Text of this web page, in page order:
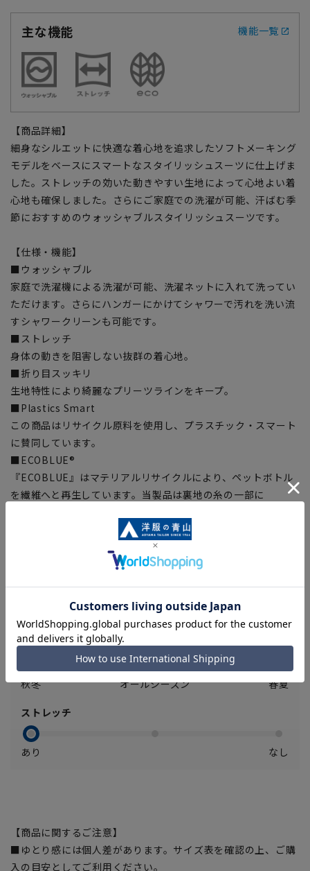
主な機能 機能一覧
【商品詳細】
細身なシルエットに快適な着心地を追求したソフトメーキング
モデルをベースにスマートなスタイリッシュスーツに仕上げま
した。ストレッチの効いた動きやすい生地によって心地よい着
心地も確保しました。さらにご家庭での洗濯が可能、汗ばむ季
節におすすめのウォッシャブルスタイリッシュスーツです。
【仕様・機能】
■ウォッシャブル
家庭で洗濯機による洗濯が可能、洗濯ネットに入れて洗ってい
ただけます。さらにハンガーにかけてシャワーで汚れを洗い流
すシャワークリーンも可能です。
■ストレッチ
身体の動きを阻害しない抜群の着心地。
■折り目スッキリ
生地特性により綺麗なプリーツラインをキープ。
■Plastics Smart
この商品はリサイクル原料を使用し、プラスチック・スマート
に賛同しています。
■ECOBLUE®
『ECOBLUE』はマテリアルリサイクルにより、ペットボトル
を繊維へと再生しています。当製品は裏地の糸の一部に
標準
季節
秋冬 オールシーズン 春夏
ストレッチ
あり なし
【商品に関するご注意】
■ゆとり感には個人差があります。サイズ表を確認の上、ご購
入の目安としてご利用ください。